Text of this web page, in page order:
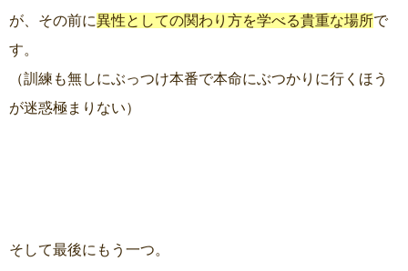
が、その前に異性としての関わり方を学べる貴重な場所で
す。
（訓練も無しにぶっつけ本番で本命にぶつかりに行くほう
が迷惑極まりない）
そして最後にもう一つ。